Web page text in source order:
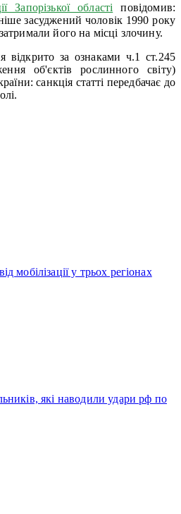
Запорізької області повідомив:
засуджений чоловік 1990 року
його на місці злочину.
відкрито за ознаками ч.1 ст.245
об'єктів рослинного світу)
санкція статті передбачає до
мобілізації у трьох регіонах
які наводили удари рф по